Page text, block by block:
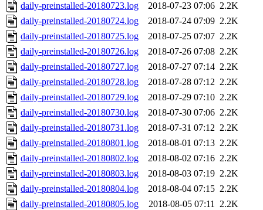
daily-preinstalled-20180723.log
2018-07-23 07:06 2.2K
daily-preinstalled-20180724.log
2018-07-24 07:09 2.2K
daily-preinstalled-20180725.log
2018-07-25 07:07 2.2K
daily-preinstalled-20180726.log
2018-07-26 07:08 2.2K
daily-preinstalled-20180727.log
2018-07-27 07:14 2.2K
daily-preinstalled-20180728.log
2018-07-28 07:12 2.2K
daily-preinstalled-20180729.log
2018-07-29 07:10 2.2K
daily-preinstalled-20180730.log
2018-07-30 07:06 2.2K
daily-preinstalled-20180731.log
2018-07-31 07:12 2.2K
daily-preinstalled-20180801.log
2018-08-01 07:13 2.2K
daily-preinstalled-20180802.log
2018-08-02 07:16 2.2K
daily-preinstalled-20180803.log
2018-08-03 07:19 2.2K
daily-preinstalled-20180804.log
2018-08-04 07:15 2.2K
daily-preinstalled-20180805.log
2018-08-05 07:11 2.2K